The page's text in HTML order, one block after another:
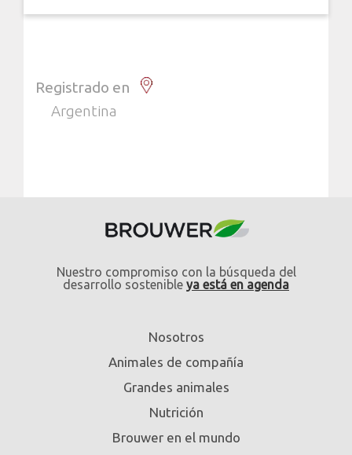
Registrado en
Argentina
Nuestro compromiso con la búsqueda del
desarrollo sostenible ya está en agenda
Nosotros
Animales de compañía
Grandes animales
Nutrición
Brouwer en el mundo